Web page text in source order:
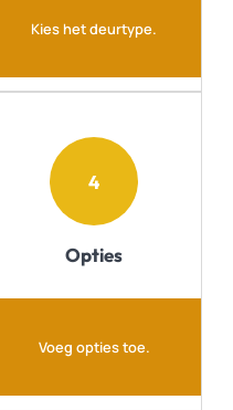
Kies het deurtype.
4
Opties
Voeg opties toe.